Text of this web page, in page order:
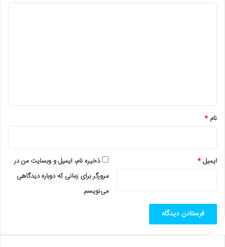
نام *
ایمیل*
ذخیره نام، ایمیل و وبسایت من در
مرورگر برای زمانی که دوباره دیدگاهی
می‌نویسم.